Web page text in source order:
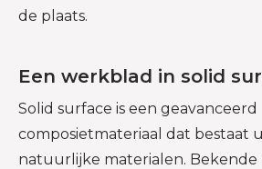
de plaats.
Een werkblad in solid
Solid surface is een geavanceerd
composietmateriaal dat bestaat
natuurlijke materialen. Bekende